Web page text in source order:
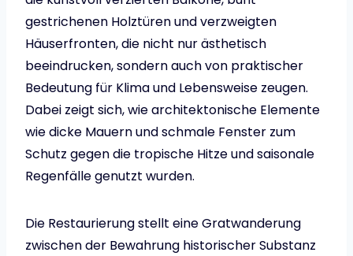
gestrichenen Holztüren und verzweigten
Häuserfronten, die nicht nur ästhetisch
beeindrucken, sondern auch von praktischer
Bedeutung für Klima und Lebensweise zeugen.
Dabei zeigt sich, wie architektonische Elemente
wie dicke Mauern und schmale Fenster zum
Schutz gegen die tropische Hitze und saisonale
Regenfälle genutzt wurden.
Die Restaurierung stellt eine Gratwanderung
zwischen der Bewahrung historischer Substanz